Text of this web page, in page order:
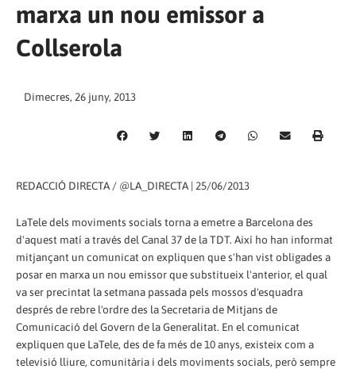
marxa un nou emissor a
Collserola
Dimecres, 26 juny, 2013
REDACCIÓ DIRECTA / @LA_DIRECTA | 25/06/2013
LaTele dels moviments socials torna a emetre a Barcelona des
d'aquest matí a través del Canal 37 de la TDT. Així ho han informat
mitjançant un comunicat on expliquen que s'han vist obligades a
posar en marxa un nou emissor que substitueix l'anterior, el qual
va ser precintat la setmana passada pels mossos d'esquadra
després de rebre l'ordre des la Secretaria de Mitjans de
Comunicació del Govern de la Generalitat. En el comunicat
expliquen que LaTele, des de fa més de 10 anys, existeix com a
televisió lliure, comunitària i dels moviments socials, però sempre